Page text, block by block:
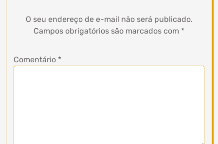
O seu endereço de e-mail não será publicado.
Campos obrigatórios são marcados com *
Comentário *